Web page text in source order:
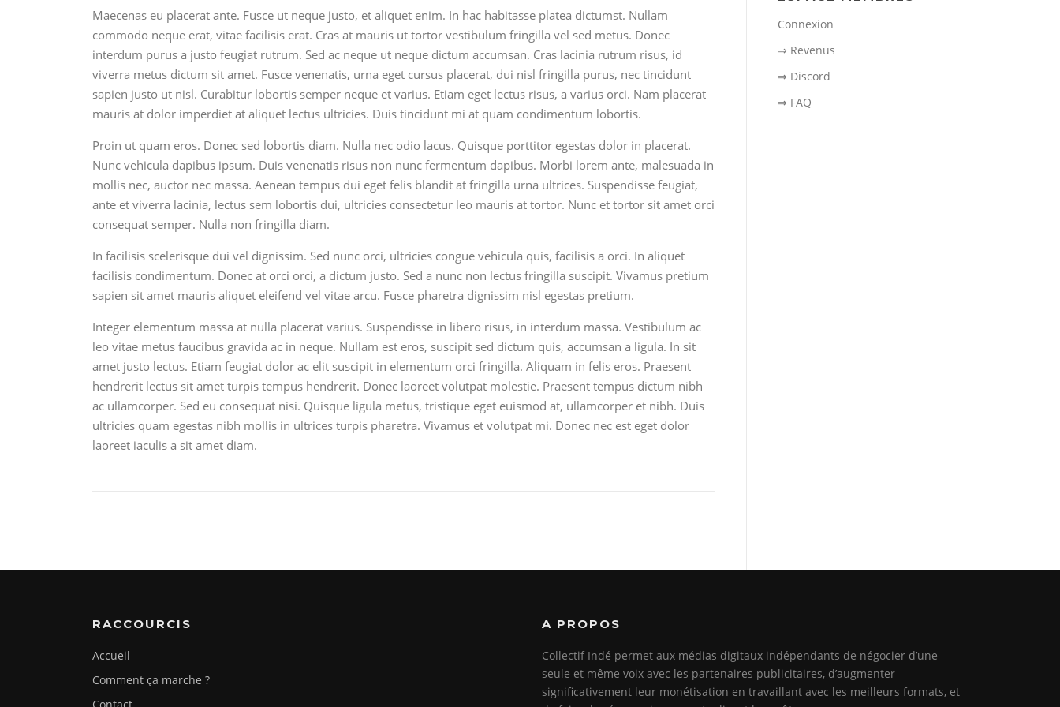
Maecenas eu placerat ante. Fusce ut neque justo, et aliquet enim. In hac habitasse platea dictumst. Nullam
commodo neque erat, vitae facilisis erat. Cras at mauris ut tortor vestibulum fringilla vel sed metus. Donec
interdum purus a justo feugiat rutrum. Sed ac neque ut neque dictum accumsan. Cras lacinia rutrum risus, id
viverra metus dictum sit amet. Fusce venenatis, urna eget cursus placerat, dui nisl fringilla purus, nec tincidunt
sapien justo ut nisl. Curabitur lobortis semper neque et varius. Etiam eget lectus risus, a varius orci. Nam placerat
mauris at dolor imperdiet at aliquet lectus ultricies. Duis tincidunt mi at quam condimentum lobortis.
Proin ut quam eros. Donec sed lobortis diam. Nulla nec odio lacus. Quisque porttitor egestas dolor in placerat.
Nunc vehicula dapibus ipsum. Duis venenatis risus non nunc fermentum dapibus. Morbi lorem ante, malesuada in
mollis nec, auctor nec massa. Aenean tempus dui eget felis blandit at fringilla urna ultrices. Suspendisse feugiat,
ante et viverra lacinia, lectus sem lobortis dui, ultricies consectetur leo mauris at tortor. Nunc et tortor sit amet orci
consequat semper. Nulla non fringilla diam.
In facilisis scelerisque dui vel dignissim. Sed nunc orci, ultricies congue vehicula quis, facilisis a orci. In aliquet
facilisis condimentum. Donec at orci orci, a dictum justo. Sed a nunc non lectus fringilla suscipit. Vivamus pretium
sapien sit amet mauris aliquet eleifend vel vitae arcu. Fusce pharetra dignissim nisl egestas pretium.
Integer elementum massa at nulla placerat varius. Suspendisse in libero risus, in interdum massa. Vestibulum ac
leo vitae metus faucibus gravida ac in neque. Nullam est eros, suscipit sed dictum quis, accumsan a ligula. In sit
amet justo lectus. Etiam feugiat dolor ac elit suscipit in elementum orci fringilla. Aliquam in felis eros. Praesent
hendrerit lectus sit amet turpis tempus hendrerit. Donec laoreet volutpat molestie. Praesent tempus dictum nibh
ac ullamcorper. Sed eu consequat nisi. Quisque ligula metus, tristique eget euismod at, ullamcorper et nibh. Duis
ultricies quam egestas nibh mollis in ultrices turpis pharetra. Vivamus et volutpat mi. Donec nec est eget dolor
laoreet iaculis a sit amet diam.
Connexion
⇒ Revenus
⇒ Discord
⇒ FAQ
RACCOURCIS
Accueil
Comment ça marche ?
A PROPOS
Collectif Indé permet aux médias digitaux indépendants de négocier d’une
seule et même voix avec les partenaires publicitaires, d’augmenter
significativement leur monétisation en travaillant avec les meilleurs formats, et